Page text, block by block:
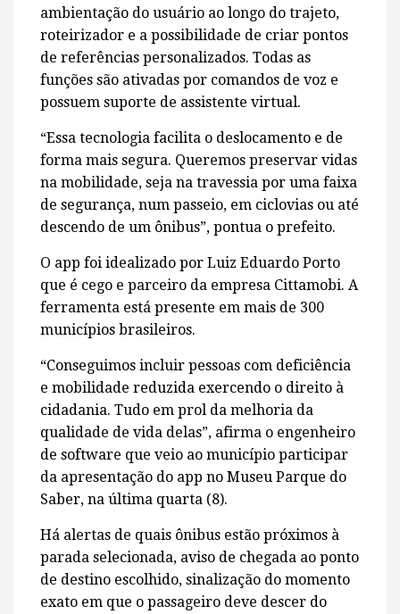
ambientação do usuário ao longo do trajeto,
roteirizador e a possibilidade de criar pontos
de referências personalizados. Todas as
funções são ativadas por comandos de voz e
possuem suporte de assistente virtual.
“Essa tecnologia facilita o deslocamento e de
forma mais segura. Queremos preservar vidas
na mobilidade, seja na travessia por uma faixa
de segurança, num passeio, em ciclovias ou até
descendo de um ônibus”, pontua o prefeito.
O app foi idealizado por Luiz Eduardo Porto
que é cego e parceiro da empresa Cittamobi. A
ferramenta está presente em mais de 300
municípios brasileiros.
“Conseguimos incluir pessoas com deficiência
e mobilidade reduzida exercendo o direito à
cidadania. Tudo em prol da melhoria da
qualidade de vida delas”, afirma o engenheiro
de software que veio ao município participar
da apresentação do app no Museu Parque do
Saber, na última quarta (8).
Há alertas de quais ônibus estão próximos à
parada selecionada, aviso de chegada ao ponto
de destino escolhido, sinalização do momento
exato em que o passageiro deve descer do